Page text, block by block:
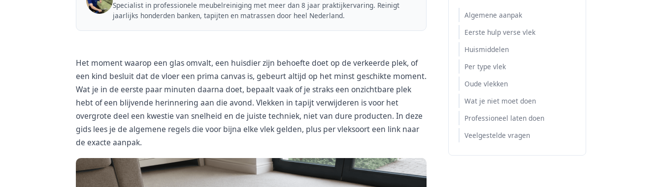
Specialist in professionele meubelreiniging met meer dan 8 jaar praktijkervaring. Reinigt
jaarlijks honderden banken, tapijten en matrassen door heel Nederland.
Het moment waarop een glas omvalt, een huisdier zijn behoefte doet op de verkeerde plek, of
een kind besluit dat de vloer een prima canvas is, gebeurt altijd op het minst geschikte moment.
Wat je in de eerste paar minuten daarna doet, bepaalt vaak of je straks een onzichtbare plek
hebt of een blijvende herinnering aan die avond. Vlekken in tapijt verwijderen is voor het
overgrote deel een kwestie van snelheid en de juiste techniek, niet van dure producten. In deze
gids lees je de algemene regels die voor bijna elke vlek gelden, plus per vleksoort een link naar
de exacte aanpak.
Algemene aanpak
Eerste hulp verse vlek
Huismiddelen
Per type vlek
Oude vlekken
Wat je niet moet doen
Professioneel laten doen
Veelgestelde vragen